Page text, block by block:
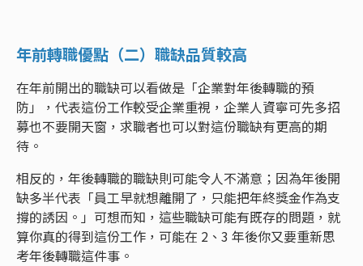
年前轉職優點（二）職缺品質較高
在年前開出的職缺可以看做是「企業對年後轉職的預
防」，代表這份工作較受企業重視，企業人資寧可先多招
募也不要開天窗，求職者也可以對這份職缺有更高的期
待。
相反的，年後轉職的職缺則可能令人不滿意；因為年後開
缺多半代表「員工早就想離開了，只能把年終獎金作為支
撐的誘因。」可想而知，這些職缺可能有既存的問題，就
算你真的得到這份工作，可能在 2、3 年後你又要重新思
考年後轉職這件事。